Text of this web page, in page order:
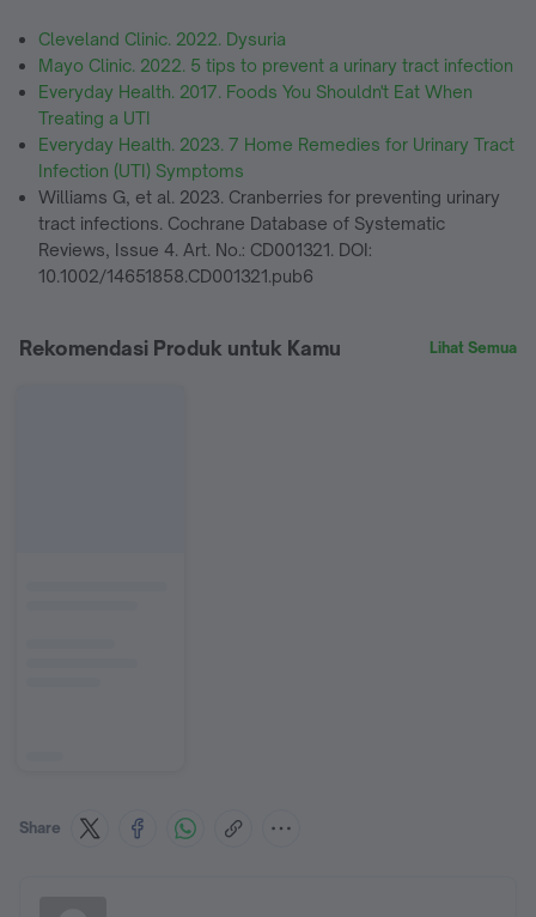
Cleveland Clinic. 2022. Dysuria
Mayo Clinic. 2022. 5 tips to prevent a urinary tract infection
Everyday Health. 2017. Foods You Shouldn't Eat When
Treating a UTI
Everyday Health. 2023. 7 Home Remedies for Urinary Tract
Infection (UTI) Symptoms
Williams G, et al. 2023. Cranberries for preventing urinary
tract infections. Cochrane Database of Systematic
Reviews, Issue 4. Art. No.: CD001321. DOI:
10.1002/14651858.CD001321.pub6
Rekomendasi Produk untuk Kamu Lihat Semua
Share